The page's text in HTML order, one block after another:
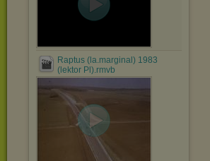
Raptus (la.marginal) 1983
(lektor Pl).rmvb